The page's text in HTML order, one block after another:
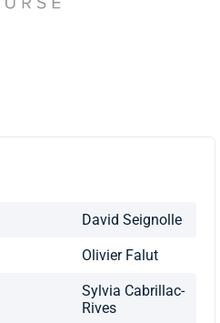
David Seignolle
Olivier Falut
Sylvia Cabrillac-
Rives